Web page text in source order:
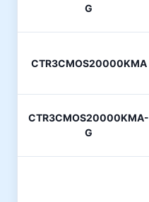
G
CTR3CMOS20000KMA
CTR3CMOS20000KMA-
G